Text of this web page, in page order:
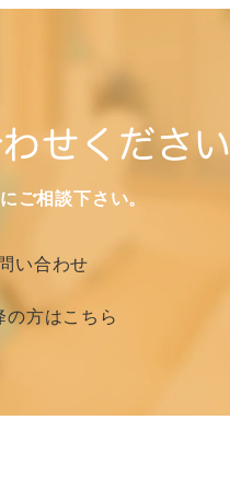
せください
ご相談下さい。